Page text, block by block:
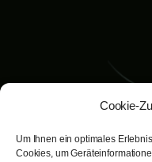
Cookie-
Um Ihnen ein optimales
Cookies, um